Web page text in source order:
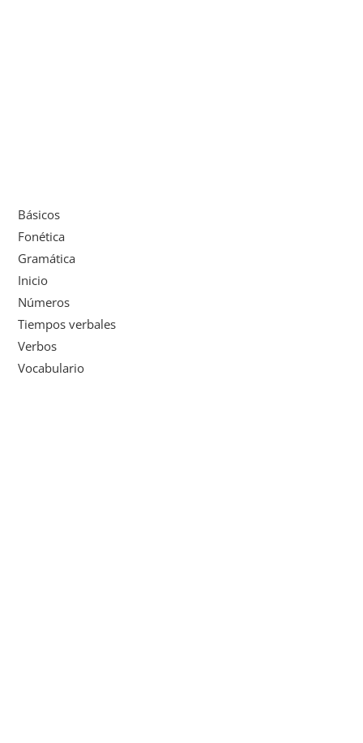
Básicos
Fonética
Gramática
Inicio
Números
Tiempos verbales
Verbos
Vocabulario